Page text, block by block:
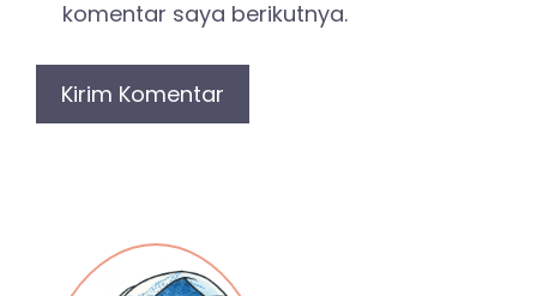
komentar saya berikutnya.